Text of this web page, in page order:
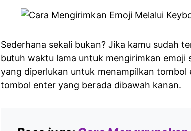
Sederhana sekali bukan? Jika kamu sudah
butuh waktu lama untuk mengirimkan emoji
yang diperlukan untuk menampilkan tombol
tombol enter yang berada dibawah kanan.